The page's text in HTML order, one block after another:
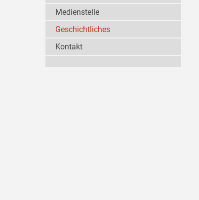
Medienstelle
Geschichtliches
Kontakt